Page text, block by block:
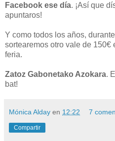
Facebook ese día. ¡Así que
apuntaros!
Y como todos los años,
sortearemos otro vale de 150€
feria.
Zatoz Gabonetako Azokara.
bat!
Mónica Alday en 12:22 7
Compartir